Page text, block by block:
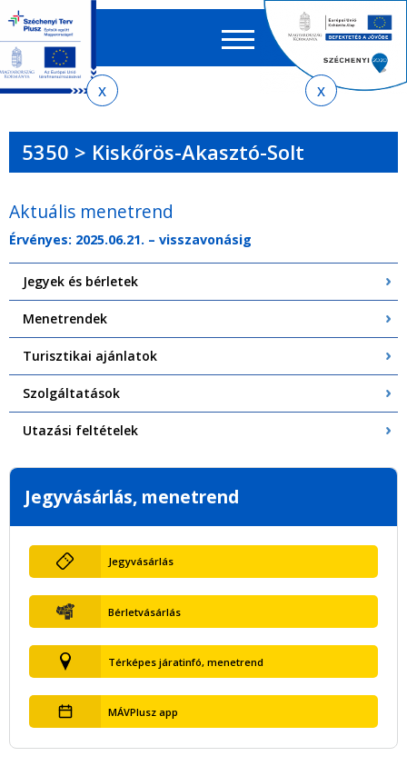
menetrendkeresőhöz
almenühöz
tartalomra
oldaltérképre
EN HU
űrlap
5350 > Kiskőrös-Akasztó-Solt
Aktuális menetrend
Érvényes: 2025.06.21. – visszavonásig
Jegyek és bérletek
Menetrendek
Turisztikai ajánlatok
Szolgáltatások
Utazási feltételek
Jegyvásárlás, menetrend
Jegyvásárlás
Bérletvásárlás
Térképes járatinfó, menetrend
MÁVPlusz app